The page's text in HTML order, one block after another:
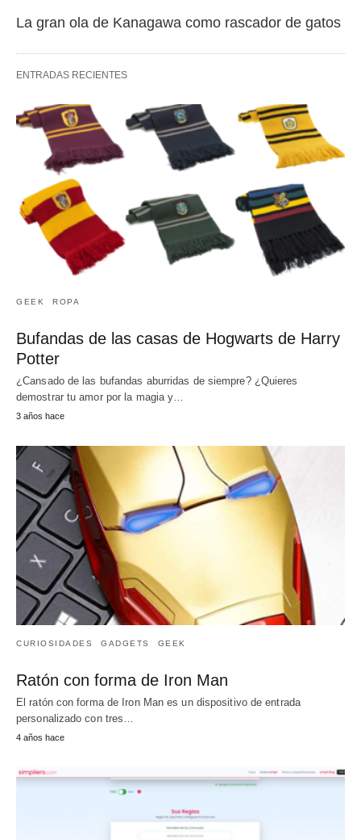
La gran ola de Kanagawa como rascador de gatos
ENTRADAS RECIENTES
GEEK ROPA
Bufandas de las casas de Hogwarts de Harry
Potter
¿Cansado de las bufandas aburridas de siempre? ¿Quieres
demostrar tu amor por la magia y…
3 años hace
CURIOSIDADES GADGETS GEEK
Ratón con forma de Iron Man
El ratón con forma de Iron Man es un dispositivo de entrada
personalizado con tres…
4 años hace